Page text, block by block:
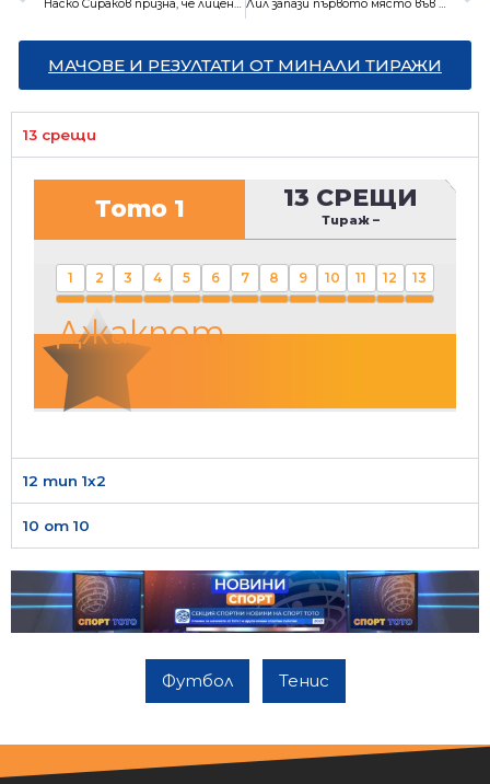
Наско Сираков призна, че лицензът на “Левски” е застрашен Лил запази първото място във Франция три кръга преди края
МАЧОВЕ И РЕЗУЛТАТИ ОТ МИНАЛИ ТИРАЖИ
13 срещи
Тото 1 13 СРЕЩИ
Тираж –
1 2 3 4 5 6 7 8 9 10 11 12 13
Джакпот
12 тип 1х2
10 от 10
Футбол Тенис